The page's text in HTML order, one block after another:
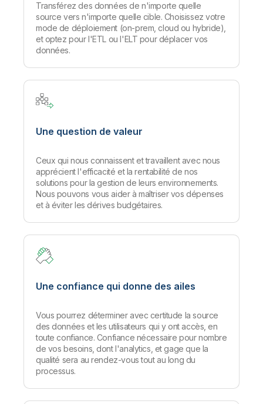
Transférez des données de n'importe quelle
source vers n'importe quelle cible. Choisissez votre
mode de déploiement (on-prem, cloud ou hybride),
et optez pour l'ETL ou l'ELT pour déplacer vos
données.
Une question de valeur
Ceux qui nous connaissent et travaillent avec nous
apprécient l'efficacité et la rentabilité de nos
solutions pour la gestion de leurs environnements.
Nous pouvons vous aider à maîtriser vos dépenses
et à éviter les dérives budgétaires.
Une confiance qui donne des ailes
Vous pourrez déterminer avec certitude la source
des données et les utilisateurs qui y ont accès, en
toute confiance. Confiance nécessaire pour nombre
de vos besoins, dont l'analytics, et gage que la
qualité sera au rendez-vous tout au long du
processus.